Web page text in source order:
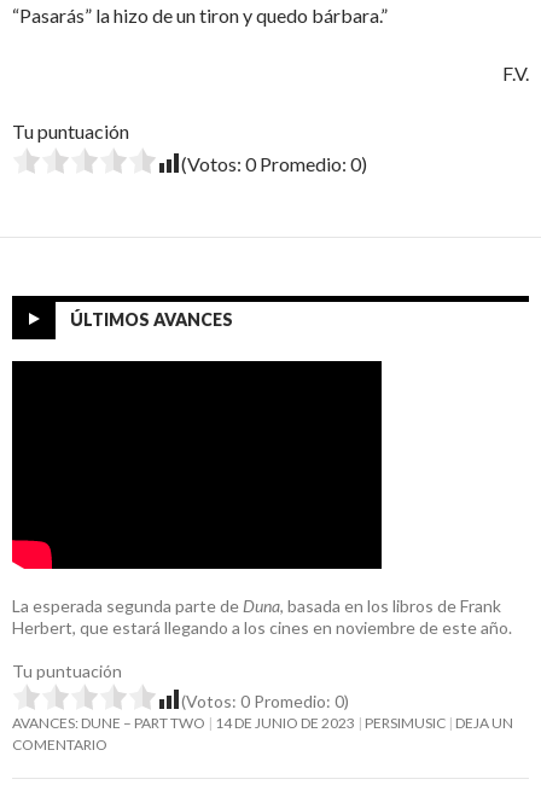
“Pasarás” la hizo de un tiron y quedo bárbara.”
F.V.
Tu puntuación
(Votos: 0Promedio: 0)
ÚLTIMOS AVANCES
La esperada segunda parte de Duna, basada en los libros de Frank
Herbert, que estará llegando a los cines en noviembre de este año.
Tu puntuación
(Votos: 0 Promedio: 0)
AVANCES: DUNE – PART TWO 14 DE JUNIO DE 2023 PERSIMUSIC DEJA UN
COMENTARIO